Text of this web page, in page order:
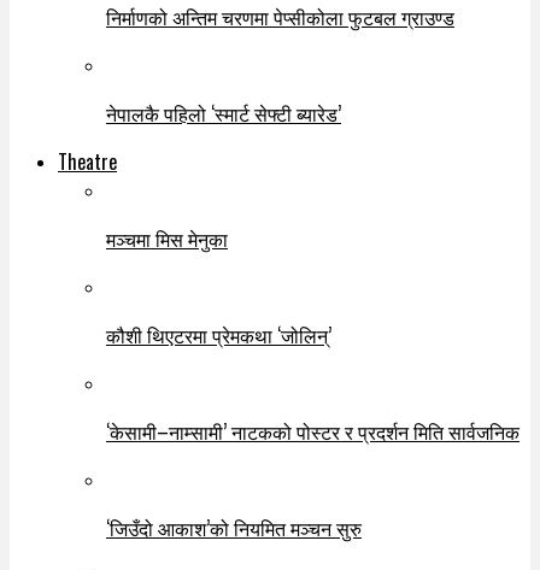
निर्माणको अन्तिम चरणमा पेप्सीकोला फुटबल ग्राउण्ड
नेपालकै पहिलो ‘स्मार्ट सेफ्टी ब्यारेड’
Theatre
मञ्चमा मिस मेनुका
कौशी थिएटरमा प्रेमकथा ‘जोलिन्’
‘केसामी–नाम्सामी’ नाटकको पोस्टर र प्रदर्शन मिति सार्वजनिक
‘जिउँदो आकाश’को नियमित मञ्चन सुरु